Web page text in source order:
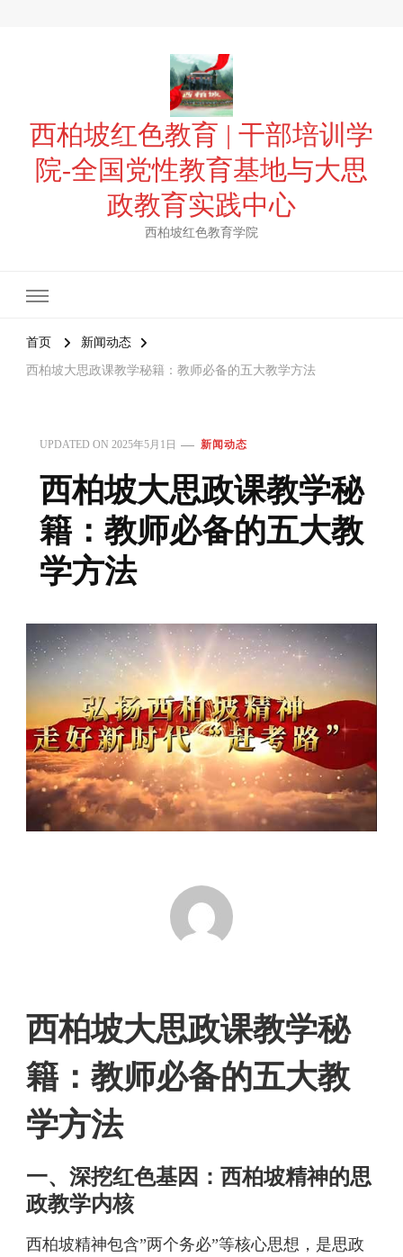
西柏坡红色教育 | 干部培训学
院-全国党性教育基地与大思
政教育实践中心
西柏坡红色教育学院
首页 新闻动态
西柏坡大思政课教学秘籍：教师必备的五大教学方法
UPDATED ON 2025年5月1日 新闻动态
西柏坡大思政课教学秘
籍：教师必备的五大教
学方法
西柏坡大思政课教学秘
籍：教师必备的五大教
学方法
一、深挖红色基因：西柏坡精神的思
政教学内核
西柏坡精神包含”两个务必”等核心思想，是思政